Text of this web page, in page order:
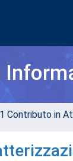
Contributo in